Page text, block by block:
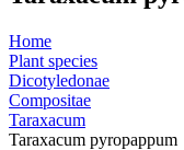
Home
Plant species
Dicotyledonae
Compositae
Taraxacum
Taraxacum pyropappum